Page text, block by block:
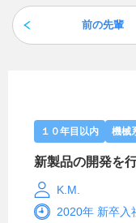
前の先輩
１０年目以内 機械
新製品の開発を
K.M.
2020年 新卒入